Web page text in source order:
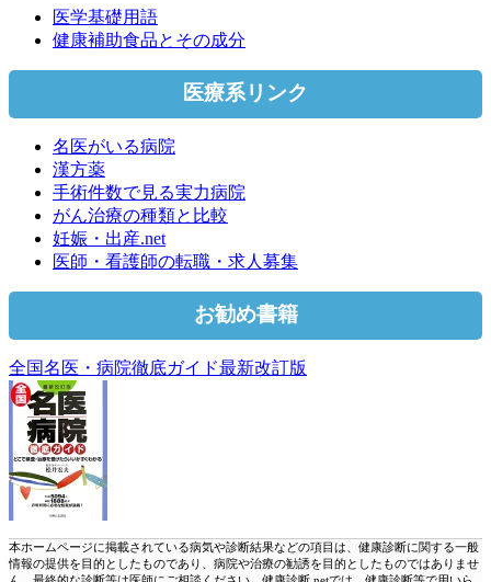
医学基礎用語
健康補助食品とその成分
医療系リンク
名医がいる病院
漢方薬
手術件数で見る実力病院
がん治療の種類と比較
妊娠・出産.net
医師・看護師の転職・求人募集
お勧め書籍
全国名医・病院徹底ガイド最新改訂版
本ホームページに掲載されている病気や診断結果などの項目は、健康診断に関する一般
情報の提供を目的としたものであり、病院や治療の勧誘を目的としたものではありませ